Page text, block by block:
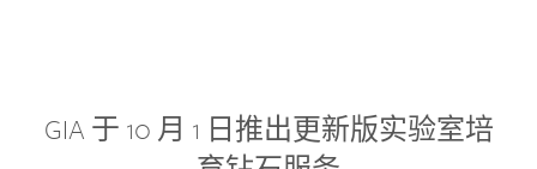
GIA 于 10 月 1 日推出更新版实验室培